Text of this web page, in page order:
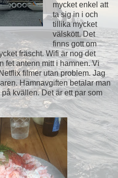
mycket enkel att
ta sig in i och
tillika mycket
välskött. Det
finns gott om
fräscht. Wifi är nog det
fet antenn mitt i hamnen. Vi
filmer utan problem. Jag
Hamnavgiften betalar man
kvällen. Det är ett par som